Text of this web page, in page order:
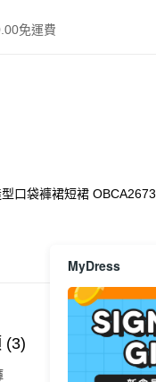
免運費
HK$350.00或以上免運費
點
HK$350.00或以上免運費
口袋褲裙短裙 OBCA2673
商品推薦
(3)
MyDress